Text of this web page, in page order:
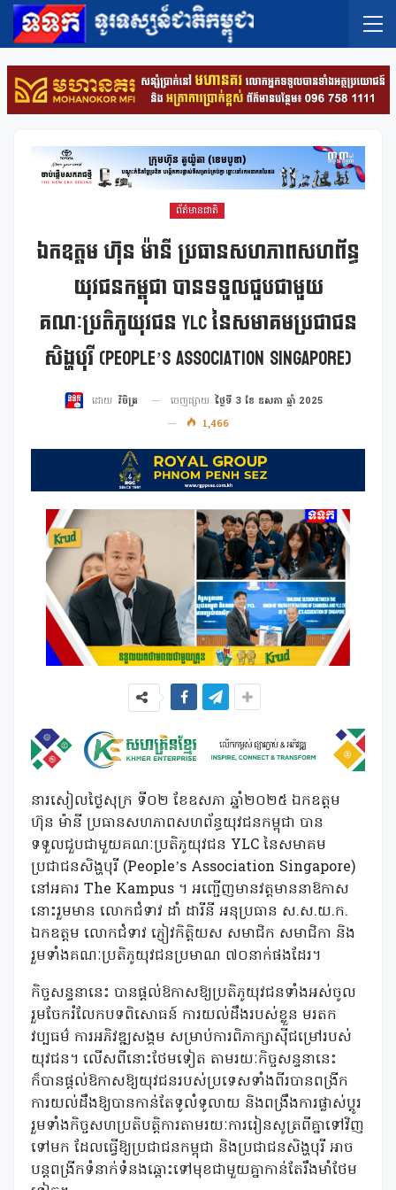
ព័ត៌មានជាតិ
ឯកឧត្ដម ហ៊ុន ម៉ានី ប្រធានសហភាពសហព័ន្ធ
យុវជនកម្ពុជា បានទទួលជួបជាមួយ
គណៈប្រតិភូយុវជន YLC នៃសមាគមប្រជាជន
សិង្ហបុរី (People’s Association Singapore)
ដោយ វិចិត្រ ចេញផ្សាយ ថ្ងៃទី 3 ខែ ឧសភា ឆ្នាំ 2025
1,466
នារសៀលថ្ងៃសុក្រ ទី០២ ខែឧសភា ឆ្នាំ២០២៥ ឯកឧត្ដម
ហ៊ុន ម៉ានី ប្រធានសហភាពសហព័ន្ធយុវជនកម្ពុជា បាន
ទទួលជួបជាមួយគណៈប្រតិភូយុវជន YLC នៃសមាគម
ប្រជាជនសិង្ហបុរី (People’s Association Singapore)
នៅអគារ The Kampus ។ អញ្ជើញមានវត្តមាននាឱកាស
នោះរួមមាន លោកជំទាវ ដាំ ដារីនី អនុប្រធាន ស.ស.យ.ក.
ឯកឧត្តម លោកជំទាវ ភ្ញៀវកិត្តិយស សមាជិក សមាជិកា និង
រួមទាំងគណៈប្រតិភូយុវជនប្រមាណ ៧០នាក់ផងដែរ។
កិច្ចសន្ទនានេះ បានផ្ដល់ឱកាសឱ្យប្រតិភូយុវជនទាំងអស់ចូល
រួមចែករំលែកបទពិសោធន៍ ការយល់ដឹងរបស់ខ្លួន មរតក
វប្បធម៌ ការអភិវឌ្ឍសង្គម សម្រាប់ការពិភាក្សាស៊ីជម្រៅរបស់
យុវជន។ លើសពីនោះថែមទៀត តាមរយៈកិច្ចសន្ទនានេះ
ក៏បានផ្ដល់ឱកាសឱ្យយុវជនរបស់ប្រទេសទាំងពីរបានពង្រីក
ការយល់ដឹងឱ្យបានកាន់តែទូលំទូលាយ និងពង្រឹងការផ្លាស់ប្តូរ
រួមទាំងកិច្ចសហប្រតិបត្តិការតាមរយៈការរៀនសូត្រពីគ្នាទៅវិញ
ទៅមក ដែលធ្វើឱ្យប្រជាជនកម្ពុជា និងប្រជាជនសិង្ហបុរី អាច
បន្តពង្រីកទំនាក់ទំនងឆ្ពោះទៅមុខជាមួយគ្នាកាន់តែរឹងមាំថែម